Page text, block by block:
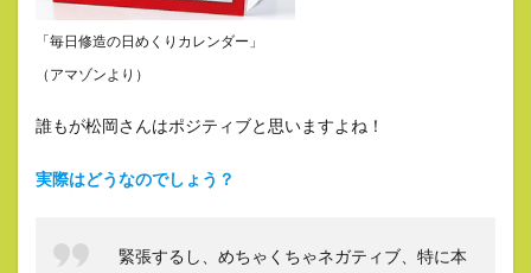
「毎日修造の日めくりカレンダー」
（アマゾンより）
誰もが松岡さんはポジティブと思いますよね！
実際はどうなのでしょう？
緊張するし、めちゃくちゃネガティブ、特に本